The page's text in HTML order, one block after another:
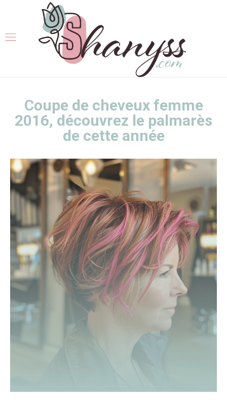
Coupe de cheveux femme
2016, découvrez le palmarès
de cette année